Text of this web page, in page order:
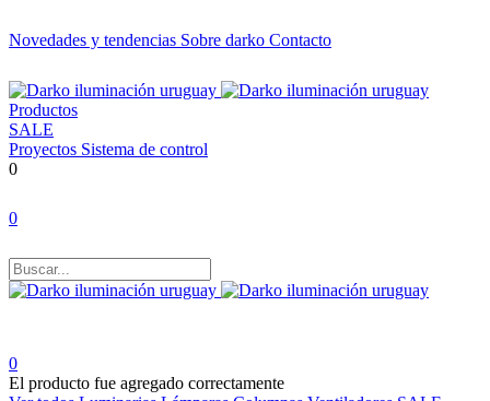
Novedades y tendencias Sobre darko Contacto
Productos
SALE
Proyectos Sistema de control
0
0
0
El producto fue agregado correctamente